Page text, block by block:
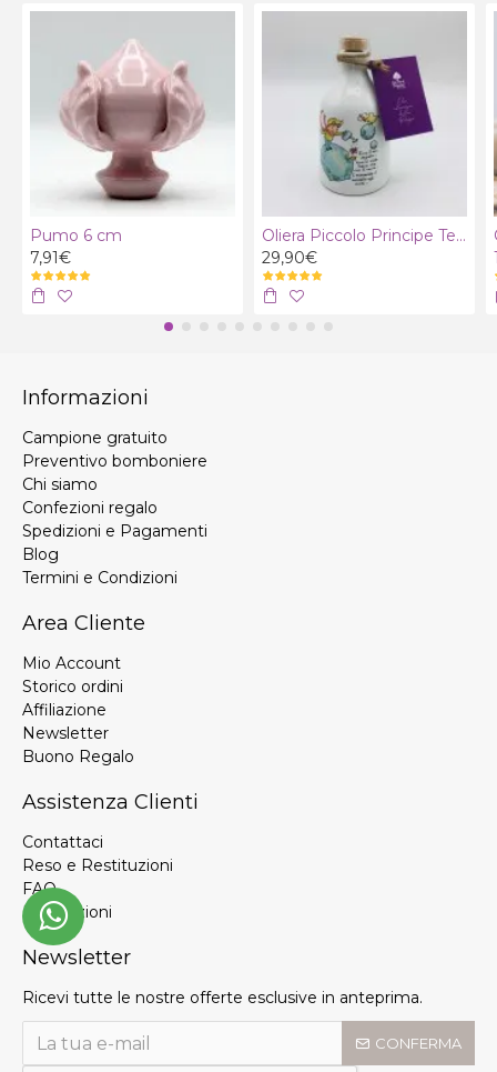
Pumo 6 cm
7,91€
Oliera Piccolo Principe Terra con olio extra vergine bio
29,90€
Informazioni
Campione gratuito
Preventivo bomboniere
Chi siamo
Confezioni regalo
Spedizioni e Pagamenti
Blog
Termini e Condizioni
Area Cliente
Mio Account
Storico ordini
Affiliazione
Newsletter
Buono Regalo
Assistenza Clienti
Contattaci
Reso e Restituzioni
FAQ
Promozioni
Newsletter
Ricevi tutte le nostre offerte esclusive in anteprima.
CONFERMA